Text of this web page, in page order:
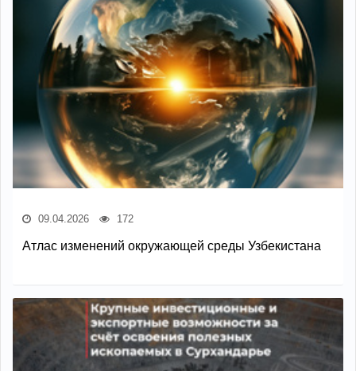
09.04.2026 172
Атлас изменений окружающей среды Узбекистана